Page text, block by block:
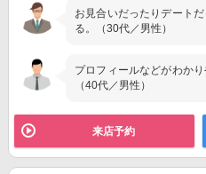
お見合いだったりデート
る。（30代／男性）
プロフィールなどがわか
（40代／男性）
来店予約